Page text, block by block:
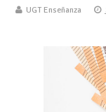
UGT Enseñanza